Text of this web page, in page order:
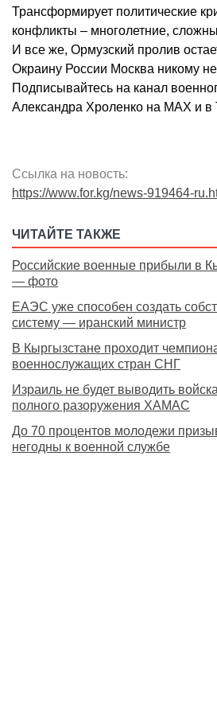
Трансформирует политические
конфликты – многолетние,
И все же, Ормузский пролив
Окраину России Москва никому не
Подписывайтесь на канал
Александра Хроленко на MAX и в
Ссылка на новость:
https://www.for.kg/news-919464-
ЧИТАЙТЕ ТАКЖЕ
Российские военные прибыли в
— фото
ЕАЭС уже способен создать
систему — иранский министр
В Кыргызстане проходит
военнослужащих стран СНГ
Израиль не будет выводить
полного разоружения ХАМАС
До 70 процентов молодежи
негодны к военной службе